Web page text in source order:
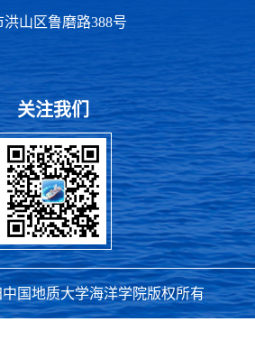
山区鲁磨路388号
关注我们
国地质大学海洋学院版权所有